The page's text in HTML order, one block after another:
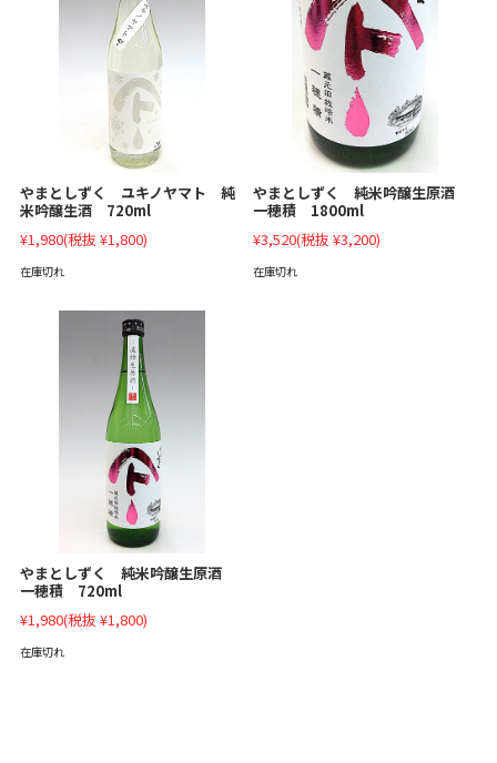
やまとしずく ユキノヤマト 純
米吟醸生酒 720ml
¥1,980(税抜 ¥1,800)
在庫切れ
やまとしずく 純米吟醸生原酒
一穂積 1800ml
¥3,520(税抜 ¥3,200)
在庫切れ
やまとしずく 純米吟醸生原酒
一穂積 720ml
¥1,980(税抜 ¥1,800)
在庫切れ